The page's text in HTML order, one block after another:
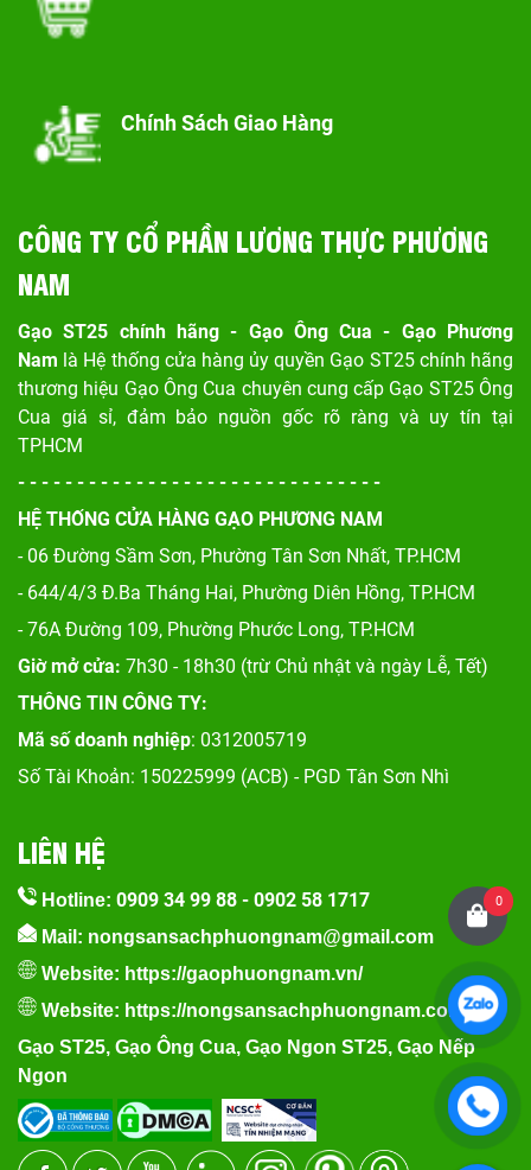
Chính Sách Giao Hàng
CÔNG TY CỔ PHẦN LƯƠNG THỰC PHƯƠNG
NAM
Gạo ST25 chính hãng - Gạo Ông Cua - Gạo Phương
Nam là Hệ thống cửa hàng ủy quyền Gạo ST25 chính hãng
thương hiệu Gạo Ông Cua chuyên cung cấp Gạo ST25 Ông
Cua giá sỉ, đảm bảo nguồn gốc rõ ràng và uy tín tại
TPHCM
- - - - - - - - - - - - - - - - - - - - - - - - - - - - - - -
HỆ THỐNG CỬA HÀNG GẠO PHƯƠNG NAM
- 06 Đường Sầm Sơn, Phường Tân Sơn Nhất, TP.HCM
- 644/4/3 Đ.Ba Tháng Hai, Phường Diên Hồng, TP.HCM
- 76A Đường 109, Phường Phước Long, TP.HCM
Giờ mở cửa: 7h30 - 18h30 (trừ Chủ nhật và ngày Lễ, Tết)
THÔNG TIN CÔNG TY:
Mã số doanh nghiệp: 0312005719
Số Tài Khoản: 150225999 (ACB) - PGD Tân Sơn Nhì
LIÊN HỆ
Hotline: 0909 34 99 88 - 0902 58 1717
Mail: nongsansachphuongnam@gmail.com
Website: https://gaophuongnam.vn/
Website: https://nongsansachphuongnam.com
Gạo ST25, Gạo Ông Cua, Gạo Ngon ST25, Gạo Nếp
Ngon
0